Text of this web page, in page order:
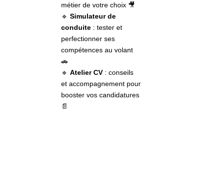
métier de votre choix 🎥
🔹Simulateur de
conduite : tester et
perfectionner ses
compétences au volant
🚗
🔹Atelier CV : conseils
et accompagnement pour
booster vos candidatures
📄